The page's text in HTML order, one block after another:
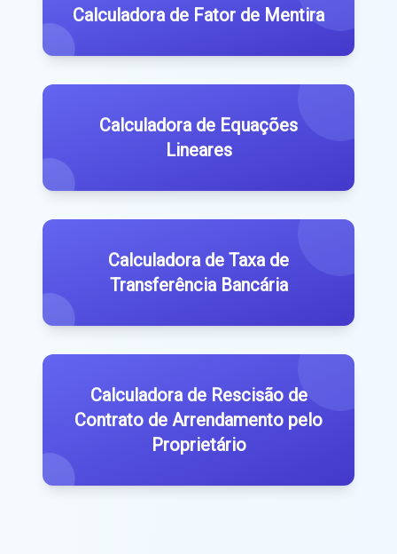
Calculadora de Fator de Mentira
Calculadora de Equações
Lineares
Calculadora de Taxa de
Transferência Bancária
Calculadora de Rescisão de
Contrato de Arrendamento pelo
Proprietário